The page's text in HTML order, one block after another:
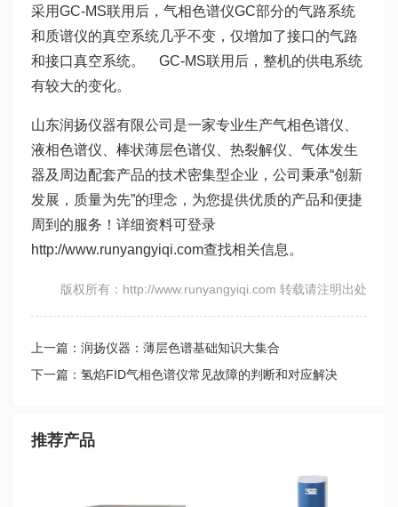
采用GC-MS联用后，气相色谱仪GC部分的气路系统
和质谱仪的真空系统几乎不变，仅增加了接口的气路
和接口真空系统。 GC-MS联用后，整机的供电系统
有较大的变化。
山东润扬仪器有限公司是一家专业生产气相色谱仪、
液相色谱仪、棒状薄层色谱仪、热裂解仪、气体发生
器及周边配套产品的技术密集型企业，公司秉承“创新
发展，质量为先”的理念，为您提供优质的产品和便捷
周到的服务！详细资料可登录
http://www.runyangyiqi.com查找相关信息。
版权所有：http://www.runyangyiqi.com 转载请注明出处
上一篇：润扬仪器：薄层色谱基础知识大集合
下一篇：氢焰FID气相色谱仪常见故障的判断和对应解决
推荐产品